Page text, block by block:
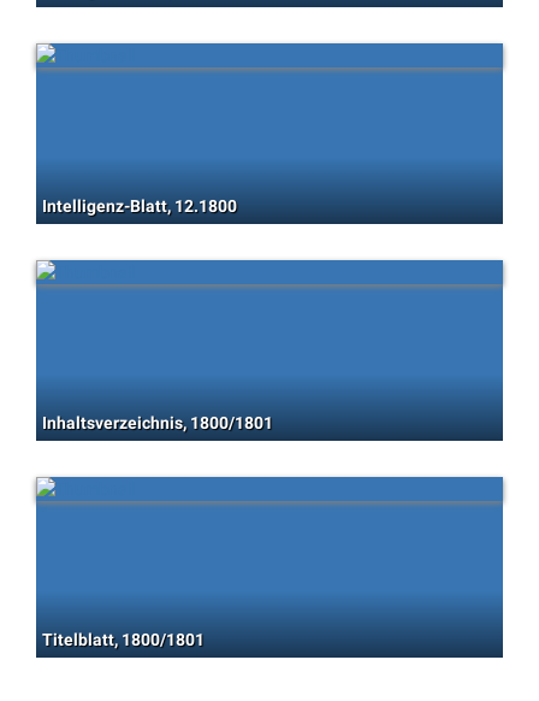
Intelligenz-Blatt, 12.1800
Inhaltsverzeichnis, 1800/1801
Titelblatt, 1800/1801